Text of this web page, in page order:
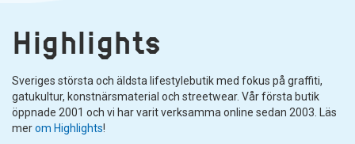
Highlights
Sveriges största och äldsta lifestylebutik med fokus på graffiti,
gatukultur, konstnärsmaterial och streetwear. Vår första butik
öppnade 2001 och vi har varit verksamma online sedan 2003. Läs
merom Highlights!